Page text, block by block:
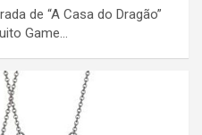
de “A Casa do Dragão”
Game…